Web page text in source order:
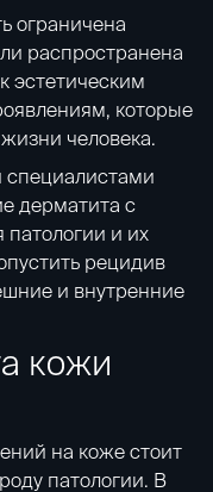
ограничена
распространена
эстетическим
которые
человека.
дерматита с
и их
рецидив
и внутренние
кожи
на коже стоит
патологии. В